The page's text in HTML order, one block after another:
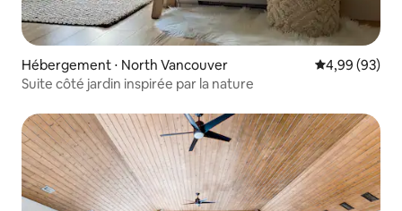
Hébergement ⋅ North Vancouver Évaluation
4,99 (93)
Suite côté jardin inspirée par la nature